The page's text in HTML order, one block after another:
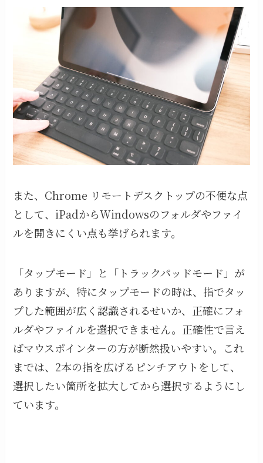
また、Chrome リモートデスクトップの不便な点
として、iPadからWindowsのフォルダやファイ
ルを開きにくい点も挙げられます。
「タップモード」と「トラックパッドモード」が
ありますが、特にタップモードの時は、指でタッ
プした範囲が広く認識されるせいか、正確にフォ
ルダやファイルを選択できません。正確性で言え
ばマウスポインターの方が断然扱いやすい。これ
までは、2本の指を広げるピンチアウトをして、
選択したい箇所を拡大してから選択するようにし
ています。